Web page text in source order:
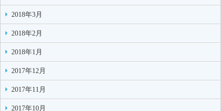
2018年3月
2018年2月
2018年1月
2017年12月
2017年11月
2017年10月